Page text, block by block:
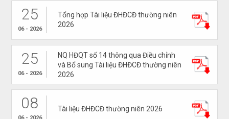
25
06 - 2026
Tổng hợp Tài liệu ĐHĐCĐ thường niên
2026
25
06 - 2026
NQ HĐQT số 14 thông qua Điều chỉnh
và Bổ sung Tài liệu ĐHĐCĐ thường niên
2026
08
06 - 2026
Tài liệu ĐHĐCĐ thường niên 2026